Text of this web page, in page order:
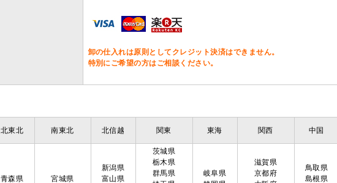
卸の仕入れは原則としてクレジット決済はできません。
特別にご希望の方はご相談ください。
北東北 南東北 北信越 関東 東海 関西 中国
青森県
宮城県
新潟県
富山県
茨城県
栃木県
群馬県
岐阜県
滋賀県
京都府
鳥取県
島根県